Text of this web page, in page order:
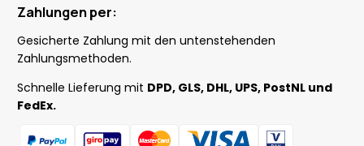
Zahlungen per:
Gesicherte Zahlung mit den untenstehenden
Zahlungsmethoden.
Schnelle Lieferung mit DPD, GLS, DHL, UPS, PostNL und
FedEx.